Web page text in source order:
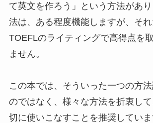
て英文を作ろう」という方法があ
法は、ある程度機能しますが、そ
TOEFLのライティングで高得点を
ません。
この本では、そういった一つの方
のではなく、様々な方法を折衷し
切に使いこなすことを推奨してい